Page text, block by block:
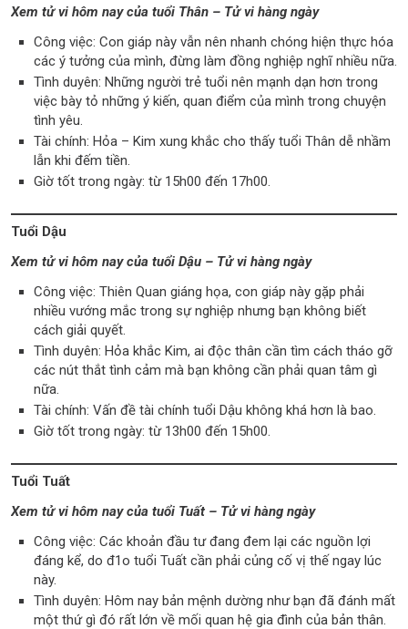
Xem tử vi hôm nay của tuổi Thân – Tử vi hàng ngày
Công việc: Con giáp này vẫn nên nhanh chóng hiện thực hóa
các ý tưởng của mình, đừng làm đồng nghiệp nghĩ nhiều nữa.
Tình duyên: Những người trẻ tuổi nên mạnh dạn hơn trong
việc bày tỏ những ý kiến, quan điểm của mình trong chuyện
tình yêu.
Tài chính: Hỏa – Kim xung khắc cho thấy tuổi Thân dễ nhầm
lẫn khi đếm tiền.
Giờ tốt trong ngày: từ 15h00 đến 17h00.
Tuổi Dậu
Xem tử vi hôm nay của tuổi Dậu – Tử vi hàng ngày
Công việc: Thiên Quan giáng họa, con giáp này gặp phải
nhiều vướng mắc trong sự nghiệp nhưng bạn không biết
cách giải quyết.
Tình duyên: Hỏa khắc Kim, ai độc thân cần tìm cách tháo gỡ
các nút thắt tình cảm mà bạn không cần phải quan tâm gì
nữa.
Tài chính: Vấn đề tài chính tuổi Dậu không khá hơn là bao.
Giờ tốt trong ngày: từ 13h00 đến 15h00.
Tuổi Tuất
Xem tử vi hôm nay của tuổi Tuất – Tử vi hàng ngày
Công việc: Các khoản đầu tư đang đem lại các nguồn lợi
đáng kể, do đ1o tuổi Tuất cần phải củng cố vị thế ngay lúc
này.
Tình duyên: Hôm nay bản mệnh dường như bạn đã đánh mất
một thứ gì đó rất lớn về mối quan hệ gia đình của bản thân.